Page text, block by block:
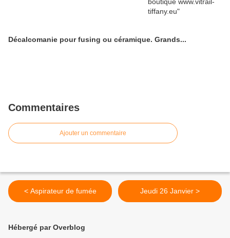
Décalcomanie pour fusing ou céramique. Grands...
Commentaires
Ajouter un commentaire
< Aspirateur de fumée Jeudi 26 Janvier >
Hébergé par Overblog